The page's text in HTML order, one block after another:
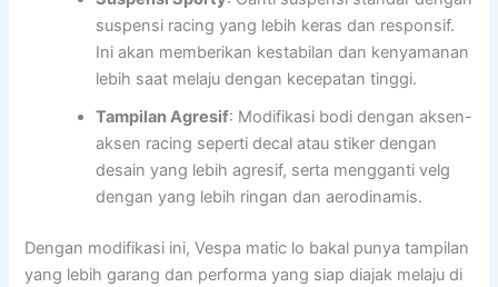
suspensi racing yang lebih keras dan responsif.
Ini akan memberikan kestabilan dan kenyamanan
lebih saat melaju dengan kecepatan tinggi.
Tampilan Agresif: Modifikasi bodi dengan aksen-
aksen racing seperti decal atau stiker dengan
desain yang lebih agresif, serta mengganti velg
dengan yang lebih ringan dan aerodinamis.
Dengan modifikasi ini, Vespa matic lo bakal punya tampilan
yang lebih garang dan performa yang siap diajak melaju di